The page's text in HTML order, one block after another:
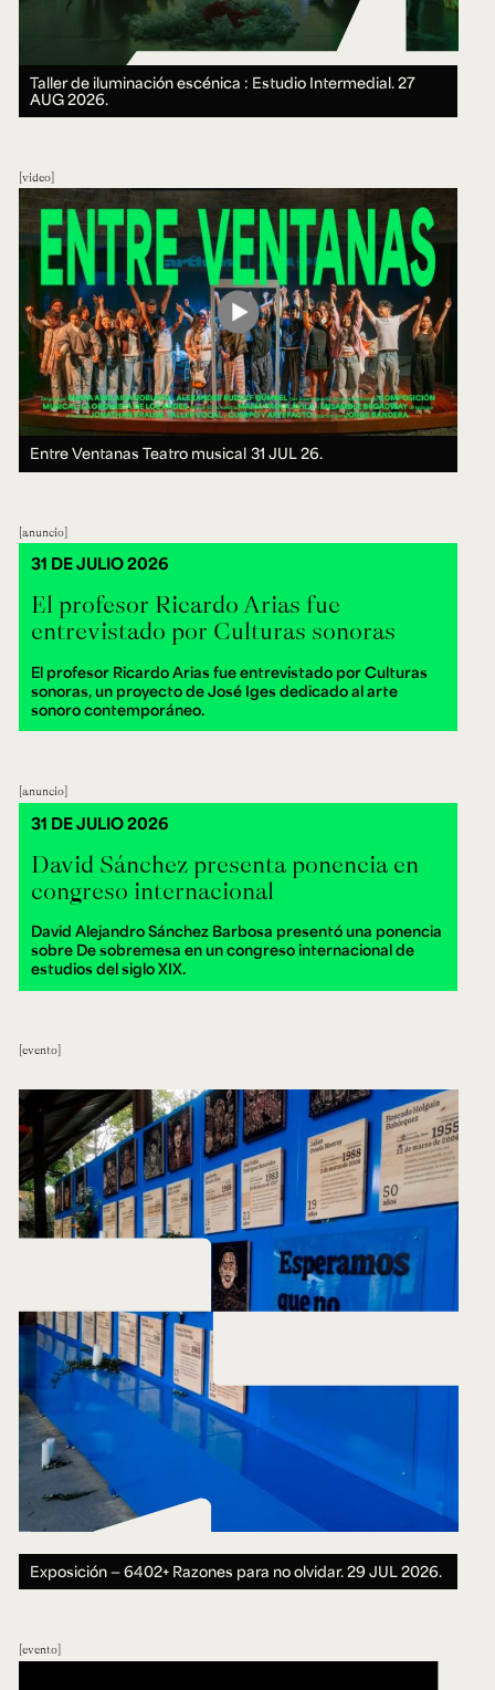
Taller de iluminación escénica : Estudio Intermedial.27
AUG 2026.
video
Entre Ventanas Teatro musical 31 JUL 26.
anuncio
El profesor Ricardo Arias fue
entrevistado por Culturas sonoras
El profesor Ricardo Arias fue entrevistado por Culturas
sonoras, un proyecto de José Iges dedicado al arte
sonoro contemporáneo.
31 DE JULIO 2026
anuncio
David Sánchez presenta ponencia en
congreso internacional
David Alejandro Sánchez Barbosa presentó una ponencia
sobre De sobremesa en un congreso internacional de
estudios del siglo XIX.
31 DE JULIO 2026
evento
Exposición — 6402+ Razones para no olvidar.29 JUL 2026.
evento